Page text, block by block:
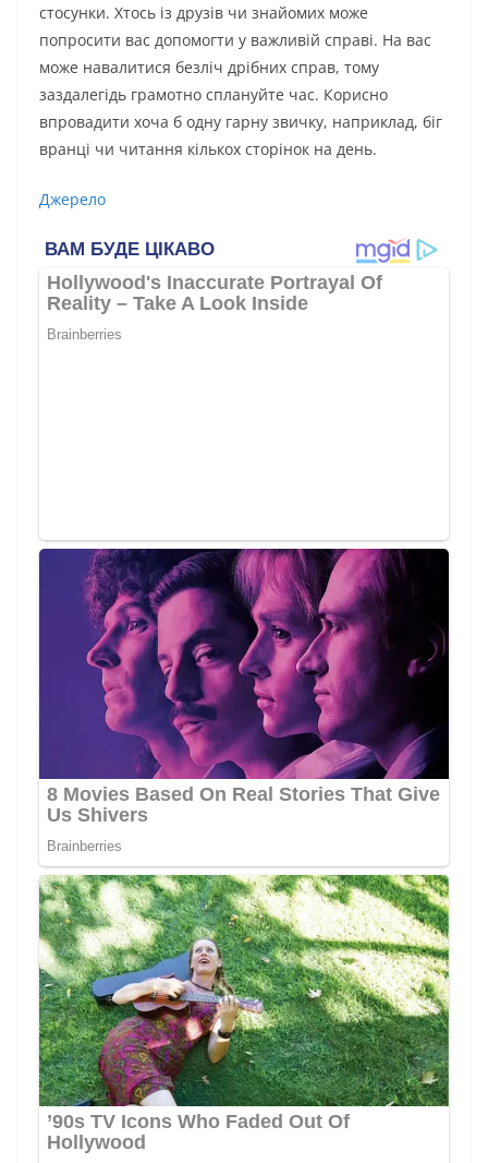
стосунки. Хтось із друзів чи знайомих може
попросити вас допомогти у важливій справі. На вас
може навалитися безліч дрібних справ, тому
заздалегідь грамотно сплануйте час. Корисно
впровадити хоча б одну гарну звичку, наприклад, біг
вранці чи читання кількох сторінок на день.
Джерело